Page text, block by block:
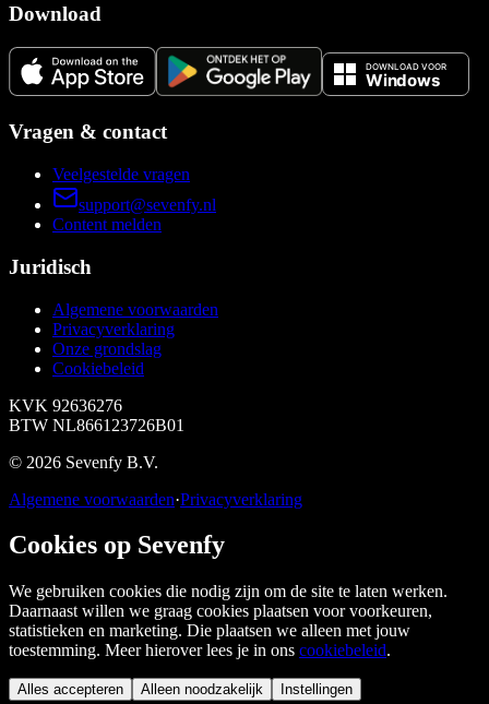
Download
Vragen & contact
Veelgestelde vragen
support@sevenfy.nl
Content melden
Juridisch
Algemene voorwaarden
Privacyverklaring
Onze grondslag
Cookiebeleid
KVK 92636276
BTW NL866123726B01
© 2026 Sevenfy B.V.
Algemene voorwaarden·Privacyverklaring
Cookies op Sevenfy
We gebruiken cookies die nodig zijn om de site te laten werken.
Daarnaast willen we graag cookies plaatsen voor voorkeuren,
statistieken en marketing. Die plaatsen we alleen met jouw
toestemming. Meer hierover lees je in ons cookiebeleid.
Alles accepteren Alleen noodzakelijk Instellingen